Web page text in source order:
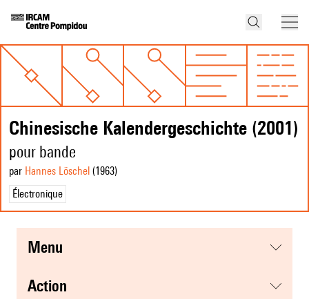
Chinesische Kalendergeschichte (2001)
pour bande
par Hannes Löschel (1963)
Électronique
menu
action